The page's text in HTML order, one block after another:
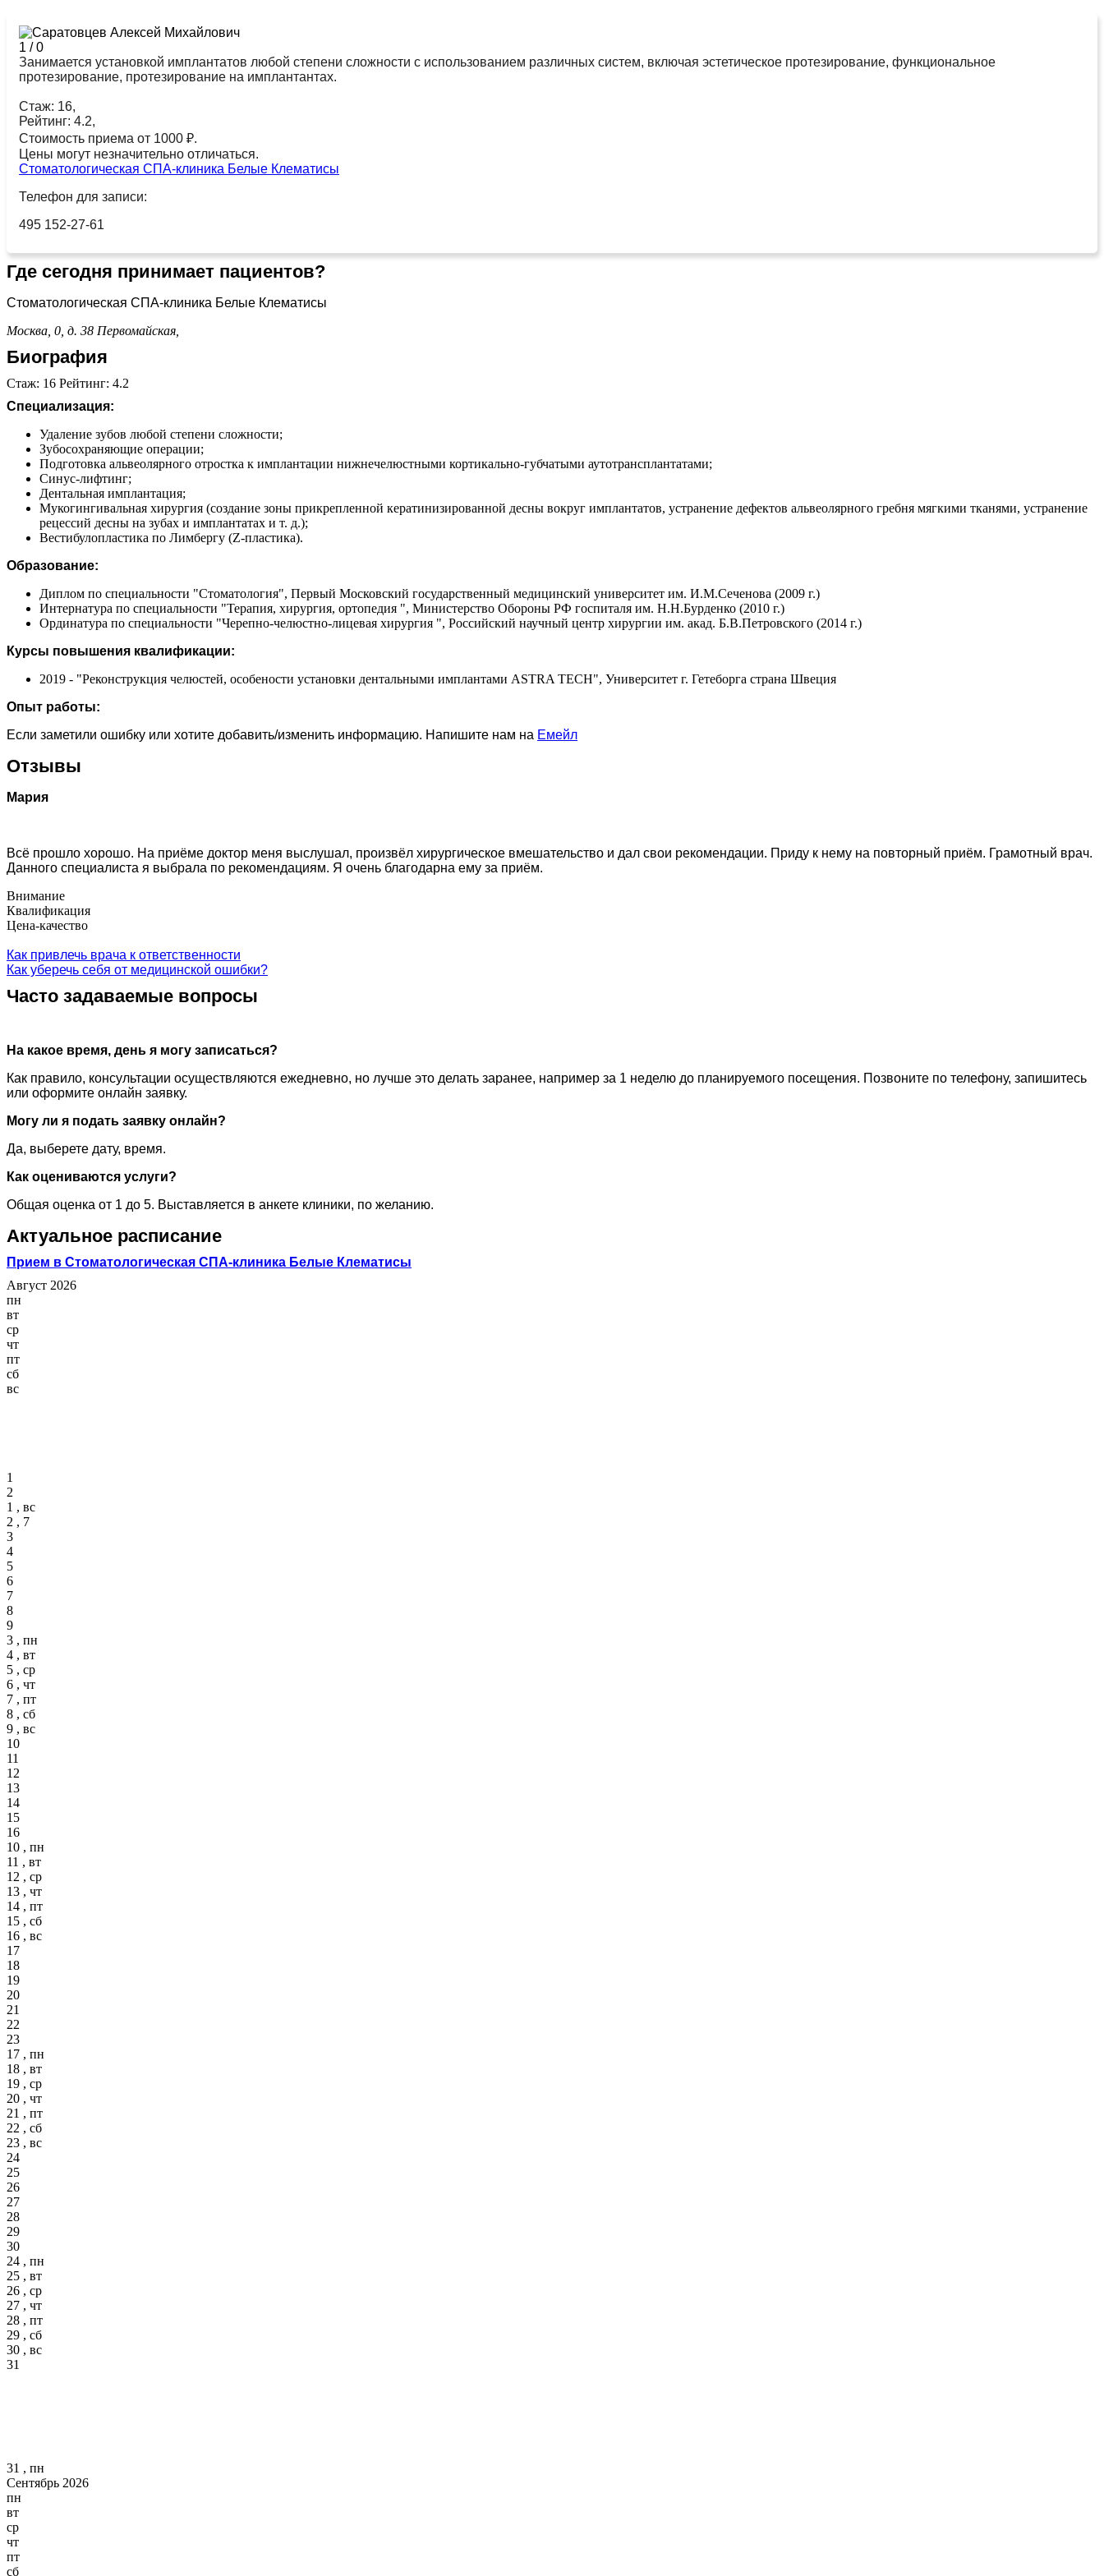
1 /0
Занимается установкой имплантатов любой степени сложности с использованием различных систем, включая эстетическое протезирование, функциональное
протезирование, протезирование на имплантантах.
Стаж: 16,
Рейтинг: 4.2,
Стоимость приема от 1000 ₽.
Цены могут незначительно отличаться.
Стоматологическая СПА-клиника Белые Клематисы
Телефон для записи:
495 152-27-61
Где сегодня принимает пациентов?
Стоматологическая СПА-клиника Белые Клематисы
Москва, 0, д. 38 Первомайская,
Биография
Стаж: 16 Рейтинг: 4.2
Специализация:
Удаление зубов любой степени сложности;
Зубосохраняющие операции;
Подготовка альвеолярного отростка к имплантации нижнечелюстными кортикально-губчатыми аутотрансплантатами;
Синус-лифтинг;
Дентальная имплантация;
Мукогингивальная хирургия (создание зоны прикрепленной кератинизированной десны вокруг имплантатов, устранение дефектов альвеолярного гребня мягкими тканями, устранение
рецессий десны на зубах и имплантатах и т. д.);
Вестибулопластика по Лимбергу (Z-пластика).
Образование:
Диплом по специальности "Стоматология", Первый Московский государственный медицинский университет им. И.М.Сеченова (2009 г.)
Интернатура по специальности "Терапия, хирургия, ортопедия ", Министерство Обороны РФ госпиталя им. Н.Н.Бурденко (2010 г.)
Ординатура по специальности "Черепно-челюстно-лицевая хирургия ", Российский научный центр хирургии им. акад. Б.В.Петровского (2014 г.)
Курсы повышения квалификации:
2019 - "Реконструкция челюстей, особености установки дентальными имплантами ASTRA TECH", Университет г. Гетеборга страна Швеция
Опыт работы:
Если заметили ошибку или хотите добавить/изменить информацию. Напишите нам на Емейл
Отзывы
Мария
Всё прошло хорошо. На приёме доктор меня выслушал, произвёл хирургическое вмешательство и дал свои рекомендации. Приду к нему на повторный приём. Грамотный врач.
Данного специалиста я выбрала по рекомендациям. Я очень благодарна ему за приём.
Внимание
Квалификация
Цена-качество
Как привлечь врача к ответственности
Как уберечь себя от медицинской ошибки?
Часто задаваемые вопросы
На какое время, день я могу записаться?
Как правило, консультации осуществляются ежедневно, но лучше это делать заранее, например за 1 неделю до планируемого посещения. Позвоните по телефону, запишитесь
или оформите онлайн заявку.
Могу ли я подать заявку онлайн?
Да, выберете дату, время.
Как оцениваются услуги?
Общая оценка от 1 до 5. Выставляется в анкете клиники, по желанию.
Актуальное расписание
Прием в Стоматологическая СПА-клиника Белые Клематисы
Август 2026
пн
вт
ср
чт
пт
сб
вс
1
2
1 , вс
2 , 7
3
4
5
6
7
8
9
3 , пн
4 , вт
5 , ср
6 , чт
7 , пт
8 , сб
9 , вс
10
11
12
13
14
15
16
10 , пн
11 , вт
12 , ср
13 , чт
14 , пт
15 , сб
16 , вс
17
18
19
20
21
22
23
17 , пн
18 , вт
19 , ср
20 , чт
21 , пт
22 , сб
23 , вс
24
25
26
27
28
29
30
24 , пн
25 , вт
26 , ср
27 , чт
28 , пт
29 , сб
30 , вс
31
31 , пн
Сентябрь 2026
пн
вт
ср
чт
пт
сб